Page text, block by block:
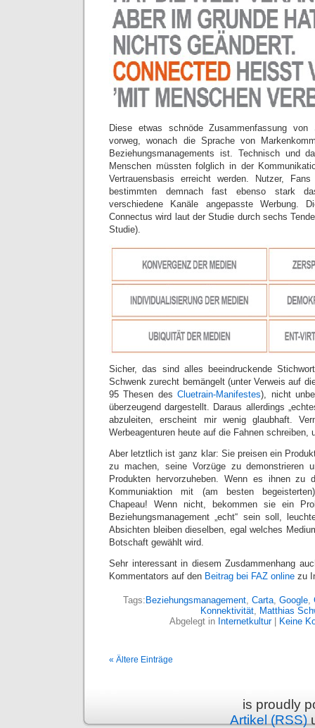
Diese etwas schnöde Zusammenfassung
vorweg, wonach die Sprache von
Beziehungsmanagements ist. Technisch und
Menschen müssten folglich in der
Vertrauensbasis erreicht werden. Nutzer,
bestimmten demnach fast ebenso stark
verschiedene Kanäle angepasste Werbung.
Connectus wird laut der Studie durch sechs
Studie).
Sicher, das sind alles beeindruckende
Schwenk zurecht bemängelt (unter Verweis auf
95 Thesen desCluetrain-Manifestes), nicht
überzeugend dargestellt. Daraus allerdings
abzuleiten, erscheint mir wenig glaubhaft.
Werbeagenturen heute auf die Fahnen schreiben,
Aber letztlich ist ganz klar: Sie preisen ein
zu machen, seine Vorzüge zu demonstrieren
Produkten hervorzuheben. Wenn es ihnen zu
Kommuniaktion mit (am besten
Chapeau! Wenn nicht, bekommen sie ein
Beziehungsmanagement „echt“ sein soll,
Absichten bleiben dieselben, egal welches
Botschaft gewählt wird.
Sehr interessant in diesem Zusdammenhang
Kommentators auf den Beitrag bei FAZ online zu
Tags: Beziehungsmanagement Carta Google
Konnektivität,
Matthias
Abgelegt in Internetkultur| Keine
« Ältere Einträge
is proudly
Artikel (RSS)